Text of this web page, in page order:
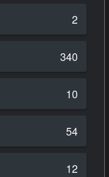
2
340
10
54
12